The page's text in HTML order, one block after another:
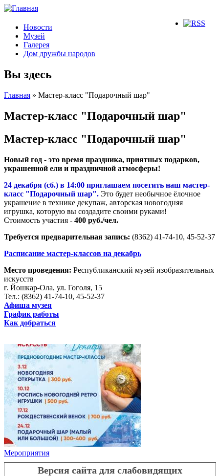
Новости
Музей
Галерея
Дом дружбы народов
Вы здесь
Главная » Мастер-класс "Подарочный шар"
Мастер-класс "Подарочный шар"
Мастер-класс "Подарочный шар"
Новый год - это время праздника, приятных подарков,
украшенной ели и праздничной атмосферы!
24 декабря (сб.) в 14:00 приглашаем посетить наш мастер-
класс "Подарочный шар". Это будет необычное ёлочное
украшение в технике декупаж, авторская новогодняя
игрушка, которую вы создадите своими руками!
Стоимость участия - 400 руб./чел.
Требуется предварительная запись: (8362) 41-74-10, 45-52-37
Расписание мастер-классов на декабрь
Место проведения: Республиканский музей изобразительных
искусств
г. Йошкар-Ола, ул. Гоголя, 15
Тел.: (8362) 41-74-10, 45-52-37
Афиша музея
График работы
Как добраться
Мероприятия
Версия сайта для слабовидящих